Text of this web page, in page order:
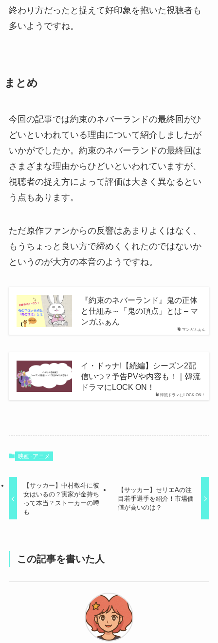
終わり方だったと捉えて好印象を抱いた視聴者も
多いようですね。
まとめ
今回の記事では約束のネバーランドの最終回がひ
どいといわれている理由について紹介しましたが
いかがでしたか。約束のネバーランドの最終回は
さまざまな理由からひどいといわれていますが、
視聴者の捉え方によって評価は大きく異なるとい
う点もあります。
ただ原作ファンからの反響はあまりよくはなく、
もうちょっと良い方で締めくくれたのではないか
というのが大方の本音のようですね。
マンガふぁん
『約束のネバーランド』鬼の正体
と仕組み～「鬼の頂点」とは – マ
ンガふぁん
韓流ドラマにLOCK ON！
イ・ドゥナ!【続編】シーズン2配
信いつ？予告PVや内容も！｜韓流
ドラマにLOCK ON！
映画･アニメ
【サッカー】中村敬斗に彼
女はいるの？実家が金持ち
って本当？ストーカーの噂
も
【サッカー】セリエAの注
目若手選手を紹介！市場価
値が高いのは？
この記事を書いた人